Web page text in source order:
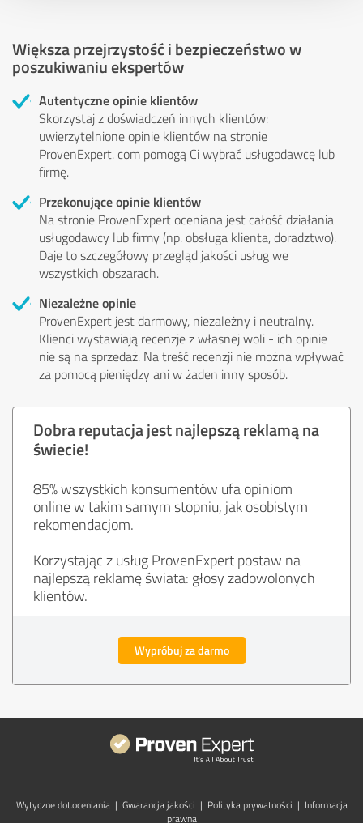
Większa przejrzystość i bezpieczeństwo w
poszukiwaniu ekspertów
Autentyczne opinie klientów
Skorzystaj z doświadczeń innych klientów:
uwierzytelnione opinie klientów na stronie
ProvenExpert. com pomogą Ci wybrać usługodawcę lub
firmę.
Przekonujące opinie klientów
Na stronie ProvenExpert oceniana jest całość działania
usługodawcy lub firmy (np. obsługa klienta, doradztwo).
Daje to szczegółowy przegląd jakości usług we
wszystkich obszarach.
Niezależne opinie
ProvenExpert jest darmowy, niezależny i neutralny.
Klienci wystawiają recenzje z własnej woli - ich opinie
nie są na sprzedaż. Na treść recenzji nie można wpływać
za pomocą pieniędzy ani w żaden inny sposób.
Dobra reputacja jest najlepszą reklamą na
świecie!
85% wszystkich konsumentów ufa opiniom
online w takim samym stopniu, jak osobistym
rekomendacjom.
Korzystając z usług ProvenExpert postaw na
najlepszą reklamę świata: głosy zadowolonych
klientów.
Wypróbuj za darmo
Wytyczne dot.­oceniania | Gwarancja jakości | Polityka prywatności | Informacja
prawna